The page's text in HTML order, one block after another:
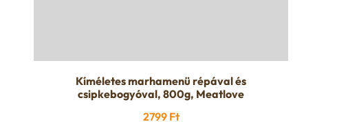
Kíméletes marhamenü répával és
csipkebogyóval, 800g, Meatlove
2799 Ft